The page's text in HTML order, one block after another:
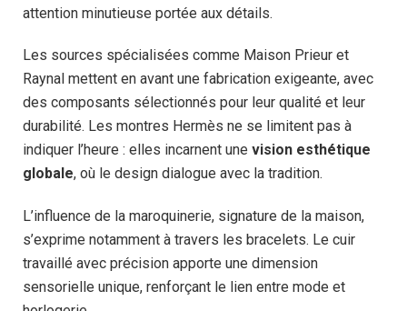
attention minutieuse portée aux détails.
Les sources spécialisées comme Maison Prieur et
Raynal mettent en avant une fabrication exigeante, avec
des composants sélectionnés pour leur qualité et leur
durabilité. Les montres Hermès ne se limitent pas à
indiquer l’heure : elles incarnent une vision esthétique
globale, où le design dialogue avec la tradition.
L’influence de la maroquinerie, signature de la maison,
s’exprime notamment à travers les bracelets. Le cuir
travaillé avec précision apporte une dimension
sensorielle unique, renforçant le lien entre mode et